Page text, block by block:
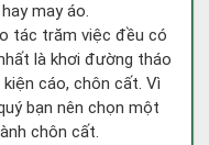
may áo.
tác trăm việc đều có
là khơi đường tháo
cáo, chôn cất. Vì
bạn nên chọn một
chôn cất.